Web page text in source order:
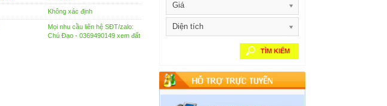
Không xác định
Mọi nhu cầu liên hệ SĐT/zalo:
Chú Đạo - 0369490149 xem đất
Giá
Diện tích
TÌM KIẾM